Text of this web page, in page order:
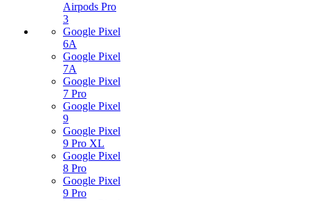
Airpods Pro
3
Google Pixel
6A
Google Pixel
7А
Google Pixel
7 Pro
Google Pixel
9
Google Pixel
9 Pro XL
Google Pixel
8 Pro
Google Pixel
9 Pro